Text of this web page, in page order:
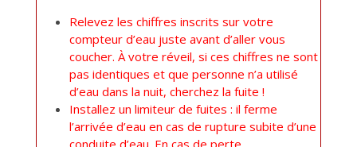
Relevez les chiffres inscrits sur votre
compteur d’eau juste avant d’aller vous
coucher. À votre réveil, si ces chiffres ne sont
pas identiques et que personne n’a utilisé
d’eau dans la nuit, cherchez la fuite !
Installez un limiteur de fuites : il ferme
l’arrivée d’eau en cas de rupture subite d’une
conduite d’eau. En cas de perte